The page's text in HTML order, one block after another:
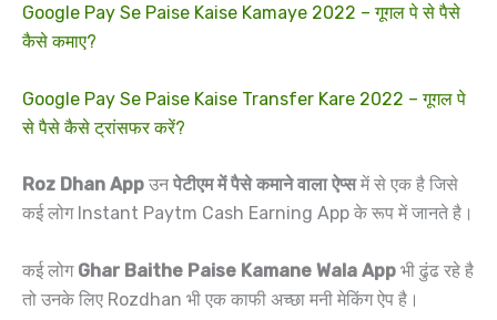
Google Pay Se Paise Kaise Kamaye 2022 – गूगल पे से पैसे
कैसे कमाए?
Google Pay Se Paise Kaise Transfer Kare 2022 – गूगल पे
से पैसे कैसे ट्रांसफर करें?
Roz Dhan App उनपेटीएम में पैसे कमाने वाला ऐप्समें से एक है जिसे
कई लोग Instant Paytm Cash Earning App के रूप में जानते है।
कई लोग Ghar Baithe Paise Kamane Wala App भी ढुंढ रहे है
तो उनके लिए Rozdhan भी एक काफी अच्छा मनी मेकिंग ऐप है।